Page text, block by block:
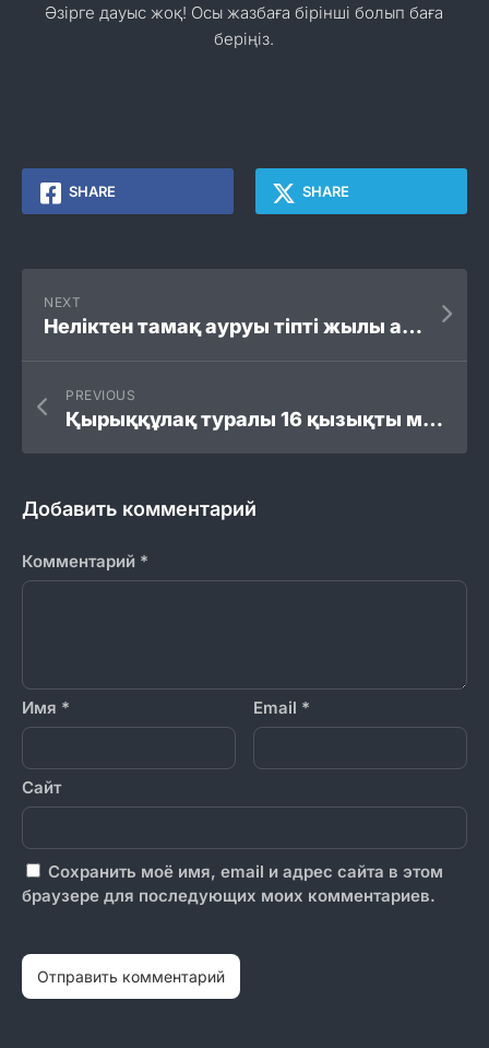
Әзірге дауыс жоқ! Осы жазбаға бірінші болып баға
беріңіз.
SHARE SHARE
NEXT
Неліктен тамақ ауруы тіпті жылы ауа-райында да пайда болуы мүмкін
PREVIOUS
Қырыққұлақ туралы 16 қызықты мәліметтер
Добавить комментарий
Комментарий *
Имя * Email *
Сайт
Сохранить моё имя, email и адрес сайта в этом
браузере для последующих моих комментариев.